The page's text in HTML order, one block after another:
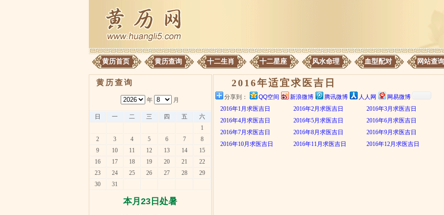
黄历首页 黄历查询 十二生肖 十二星座 风水命理 血型配对 网站查询
黄历查询
年 月
日 一 二 三 四 五
六
1
2
3 4 5 6 7
8
9
10 11 12 13 14
15
16
17 18 19 20 21
22
23
24 25 26 27 28
29
30
31
本月23日处暑
2016年适宜求医吉日
分享到： QQ空间 新浪微博 腾讯微博 人人网
网易微博
2016年1月求医吉日
2016年2月求医吉日
2016年3月求医吉日
2016年4月求医吉日
2016年5月求医吉日
2016年6月求医吉日
2016年7月求医吉日
2016年8月求医吉日
2016年9月求医吉日
2016年10月求医吉日
2016年11月求医吉日 2016年12月求医吉日